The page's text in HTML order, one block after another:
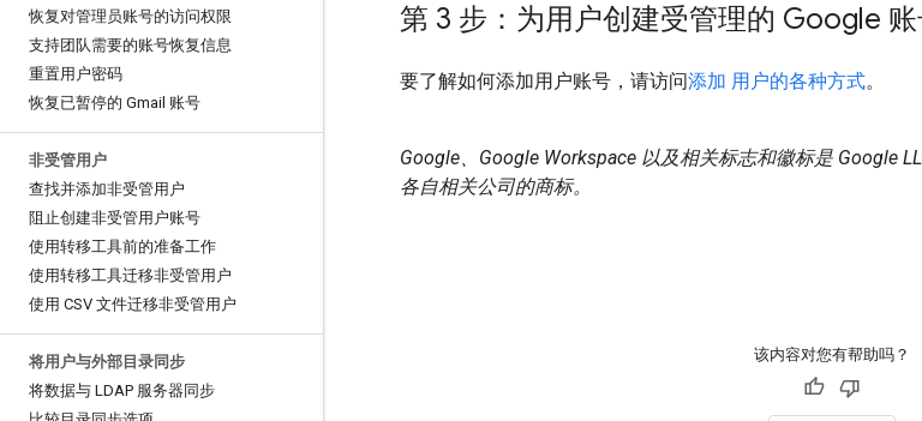
恢复对管理员账号的访问权限
支持团队需要的账号恢复信息
重置用户密码
恢复已暂停的 Gmail 账号
非受管用户
查找并添加非受管用户
阻止创建非受管用户账号
使用转移工具前的准备工作
使用转移工具迁移非受管用户
使用 CSV 文件迁移非受管用户
将用户与外部目录同步
将数据与 LDAP 服务器同步
第 3 步：为用户创建受管理的 Google
要了解如何添加用户账号，请访问添加 用户的各种方式。
Google、Google Workspace 以及相关标志和徽标是 Google
各自相关公司的商标。
该内容对您有帮助吗？